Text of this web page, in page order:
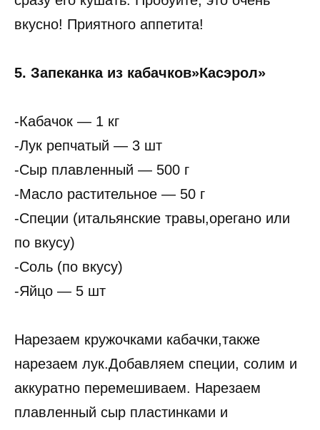
вкусно! Приятного аппетита!
5. Запеканка из кабачков»Касэрол»
-Кабачок — 1 кг
-Лук репчатый — 3 шт
-Сыр плавленный — 500 г
-Масло растительное — 50 г
-Специи (итальянские травы,орегано или
по вкусу)
-Соль (по вкусу)
-Яйцо — 5 шт
Нарезаем кружочками кабачки,также
нарезаем лук.Добавляем специи, солим и
аккуратно перемешиваем. Нарезаем
плавленный сыр пластинками и